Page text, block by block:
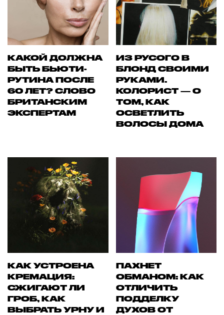
КАКОЙ ДОЛЖНА
БЫТЬ БЬЮТИ-
РУТИНА ПОСЛЕ
60 ЛЕТ? СЛОВО
БРИТАНСКИМ
ЭКСПЕРТАМ
ИЗ РУСОГО В
БЛОНД СВОИМИ
РУКАМИ.
КОЛОРИСТ — О
ТОМ, КАК
ОСВЕТЛИТЬ
ВОЛОСЫ ДОМА
КАК УСТРОЕНА
КРЕМАЦИЯ:
СЖИГАЮТ ЛИ
ГРОБ, КАК
ВЫБРАТЬ УРНУ И
ПАХНЕТ
ОБМАНОМ: КАК
ОТЛИЧИТЬ
ПОДДЕЛКУ
ДУХОВ ОТ